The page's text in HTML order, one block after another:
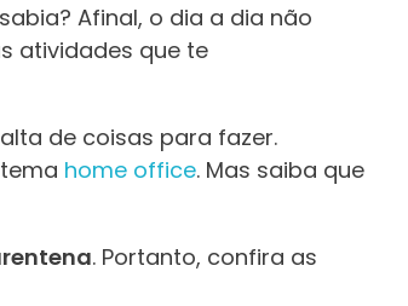
Afinal, o dia a dia não
atividades que te
de coisas para fazer.
home office. Mas saiba que
. Portanto, confira as